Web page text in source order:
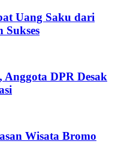
Uang Saku dari
Sukses
DPR Desak
Wisata Bromo